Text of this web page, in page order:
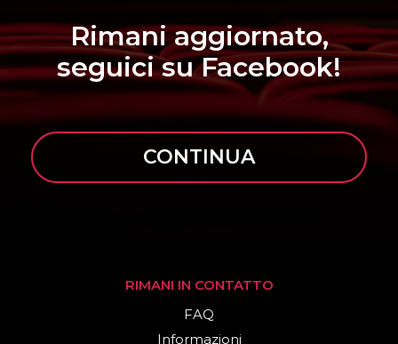
Rimani aggiornato,
seguici su Facebook!
CONTINUA
RIMANI IN CONTATTO
FAQ
Informazioni